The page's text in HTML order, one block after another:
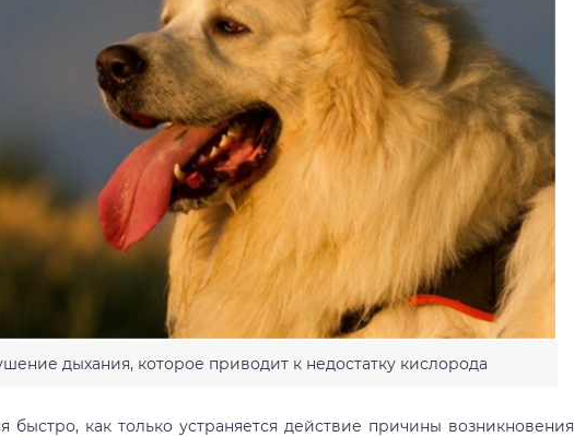
дыхания, которое приводит к недостатку кислорода
быстро, как только устраняется действие причины возникновения